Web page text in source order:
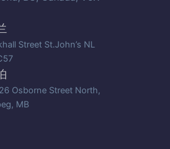
Street St.John’s NL
Osborne Street North,
MB